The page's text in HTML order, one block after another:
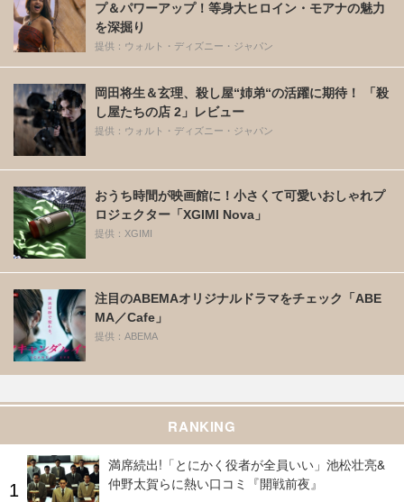
プ＆パワーアップ！等身大ヒロイン・モアナの魅力
を深掘り
提供：ウォルト・ディズニー・ジャパン
岡田将生＆玄理、殺し屋“姉弟“の活躍に期待！ 「殺
し屋たちの店 2」レビュー
提供：ウォルト・ディズニー・ジャパン
おうち時間が映画館に！小さくて可愛いおしゃれプ
ロジェクター「XGIMI Nova」
提供：XGIMI
注目のABEMAオリジナルドラマをチェック「ABE
MA／Cafe」
提供：ABEMA
RANKING
満席続出!「とにかく役者が全員いい」池松壮亮&
仲野太賀らに熱い口コミ『開戦前夜』